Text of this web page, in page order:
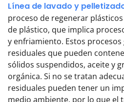
Línea de lavado y
proceso de regenerar
de plástico, que implica
y enfriamiento. Estos procesos
residuales que pueden
sólidos suspendidos, aceite y
orgánica. Si no se tratan
residuales pueden tener un
medio ambiente, por lo que el